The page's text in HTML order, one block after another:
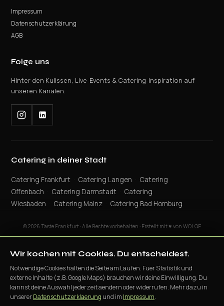
Impressum
Datenschutzerklärung
AGB
Folge uns
Hinter den Kulissen, Live-Events & Catering-Inspiration auf
unseren Kanälen.
Catering in deiner Stadt
Catering Frankfurt · Catering Langen · Catering
Offenbach · Catering Darmstadt · Catering
Wiesbaden · Catering Mainz · Catering Bad Homburg
© 2026 Taste Frankfurt · Alle Rechte vorbehalten · Erstellt mit ♥ von WOLQE
Mehr passende Catering-Themen
Speisen aus mobiler Live-Cooking-Station
Wir kochen mit Cookies. Du entscheidest.
Notwendige Cookies halten die Seite am Laufen. Fuer Statistik und
externe Inhalte (z.B. Google Maps) brauchen wir deine Einwilligung. Du
kannst deine Auswahl jederzeit aendern oder widerrufen. Mehr dazu in
unsererDatenschutzerklaerung und im Impressum.